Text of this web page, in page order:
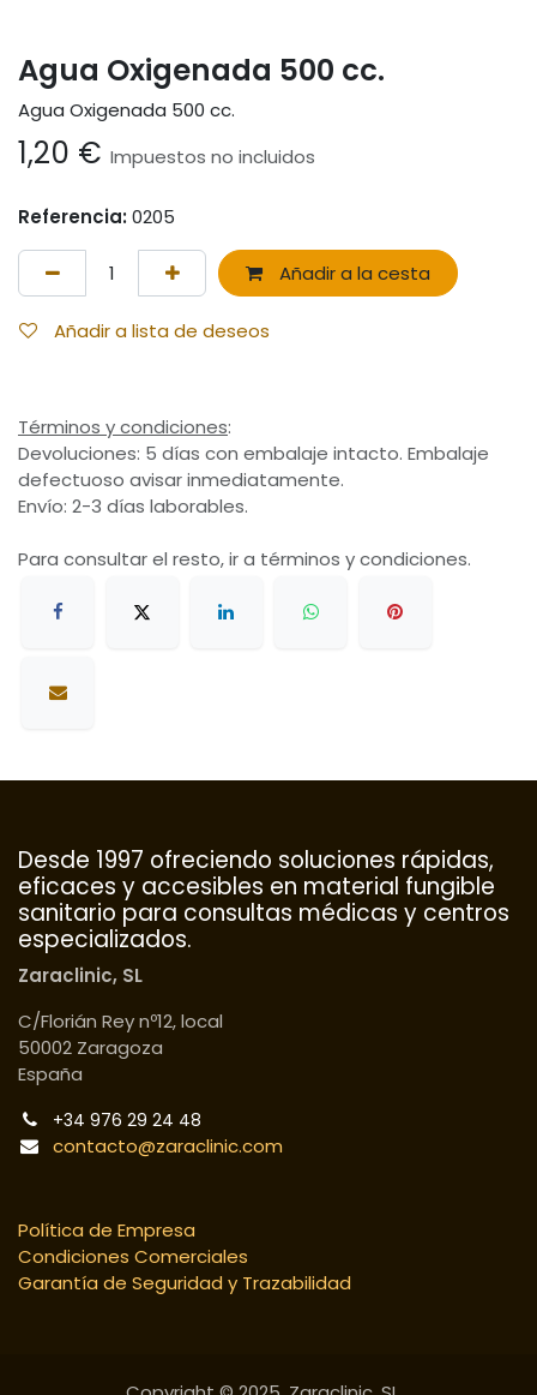
Agua Oxigenada 500 cc.
Agua Oxigenada 500 cc.
1,20 € Impuestos no incluidos
Referencia:0205
Añadir a la cesta
Añadir a lista de deseos
Términos y condiciones:
Devoluciones: 5 días con embalaje intacto. Embalaje
defectuoso avisar inmediatamente.
Envío: 2-3 días laborables.
Para consultar el resto, ir a términos y condiciones.
Desde 1997 ofreciendo soluciones rápidas,
eficaces y accesibles en material fungible
sanitario para consultas médicas y centros
especializados.
Zaraclinic, SL
C/Florián Rey nº12, local
50002 Zaragoza
España
+34 976 29 24 48
contacto@zaraclinic.com
Política de Empresa
Condiciones Comerciales
Garantía de Seguridad y Trazabilidad